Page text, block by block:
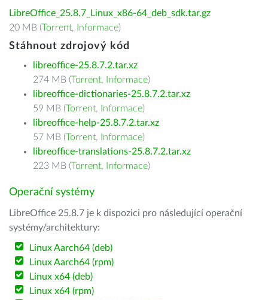
LibreOffice_25.8.7_Linux_x86-64_deb_sdk.tar.gz
20 MB (Torrent, Informace)
Stáhnout zdrojový kód
libreoffice-25.8.7.2.tar.xz
274 MB (Torrent, Informace)
libreoffice-dictionaries-25.8.7.2.tar.xz
59 MB (Torrent, Informace)
libreoffice-help-25.8.7.2.tar.xz
57 MB (Torrent, Informace)
libreoffice-translations-25.8.7.2.tar.xz
223 MB (Torrent, Informace)
Operační systémy
LibreOffice 25.8.7 je k dispozici pro následující operační
systémy/architektury:
Linux Aarch64 (deb)
Linux Aarch64 (rpm)
Linux x64 (deb)
Linux x64 (rpm)